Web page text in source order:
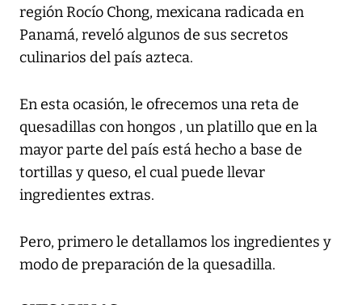
región Rocío Chong, mexicana radicada en
Panamá, reveló algunos de sus secretos
culinarios del país azteca.
En esta ocasión, le ofrecemos una reta de
quesadillas con hongos , un platillo que en la
mayor parte del país está hecho a base de
tortillas y queso, el cual puede llevar
ingredientes extras.
Pero, primero le detallamos los ingredientes y
modo de preparación de la quesadilla.